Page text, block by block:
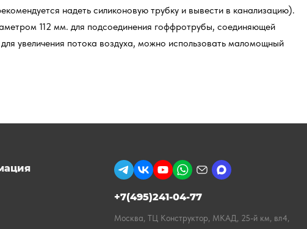
надеть силиконовую трубку и вывести в канализацию).
112 мм. для подсоединения гоффротрубы, соединяющей
увеличения потока воздуха, можно использовать маломощный
+7(495)241-04-77
Москва, ТЦ Конструктор, МКАД, 25-й км, вл4,